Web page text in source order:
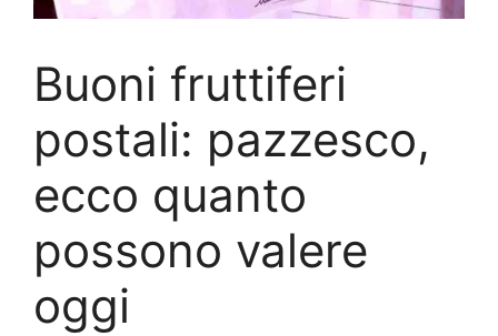
Buoni fruttiferi
postali: pazzesco,
ecco quanto
possono valere
oggi